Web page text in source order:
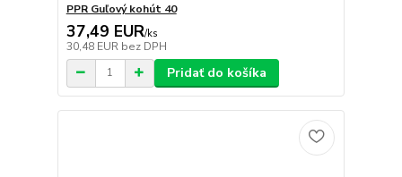
PPR Guľový kohút 40
37,49 EUR/ks
30,48 EUR bez DPH
Pridať do košíka